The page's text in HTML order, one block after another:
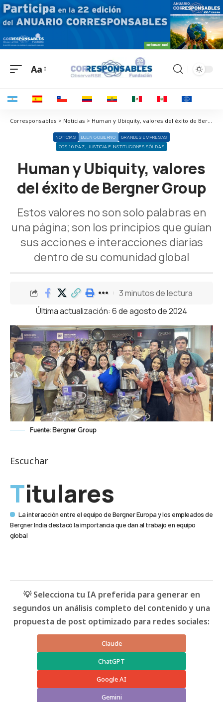
Aa
Corresponsables > Noticias > Human y Ubiquity, valores del éxito de Bergner Group
NOTICIAS BUEN GOBIERNO
GRANDES EMPRESAS
ODS 16 PAZ, JUSTICIA E INSTITUCIONES SÓLIDAS
Human y Ubiquity, valores
del éxito de Bergner Group
Estos valores no son solo palabras en
una página; son los principios que guían
sus acciones e interacciones diarias
dentro de su comunidad global
Última actualización: 6 de agosto de 2024
3 minutos de lectura
Fuente: Bergner Group
Escuchar
Titulares
La interacción entre el equipo de Bergner Europa y los empleados de
Bergner India destacó la importancia que dan al trabajo en equipo
global
💡 Selecciona tu IA preferida para generar en
segundos un análisis completo del contenido y una
propuesta de post optimizado para redes sociales:
Claude
ChatGPT
Google AI
Gemini